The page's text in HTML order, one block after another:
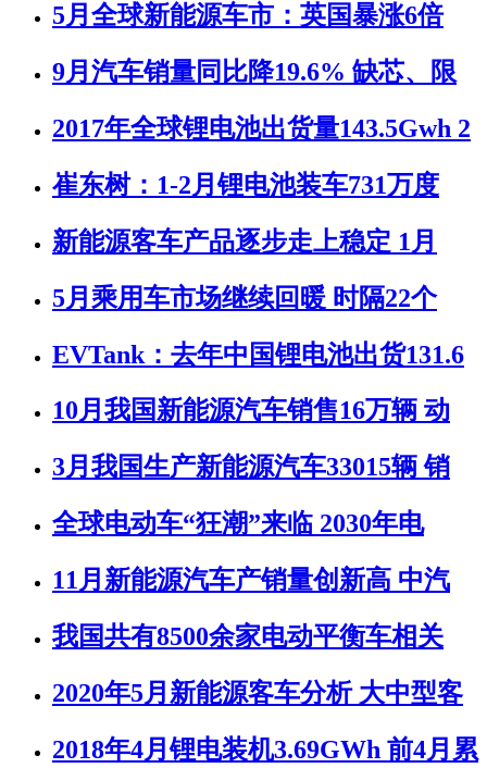
5月全球新能源车市：英国暴涨6倍
9月汽车销量同比降19.6% 缺芯、限
2017年全球锂电池出货量143.5Gwh 2
崔东树：1-2月锂电池装车731万度
新能源客车产品逐步走上稳定 1月
5月乘用车市场继续回暖 时隔22个
EVTank：去年中国锂电池出货131.6
10月我国新能源汽车销售16万辆 动
3月我国生产新能源汽车33015辆 销
全球电动车“狂潮”来临 2030年电
11月新能源汽车产销量创新高 中汽
我国共有8500余家电动平衡车相关
2020年5月新能源客车分析 大中型客
2018年4月锂电装机3.69GWh 前4月累